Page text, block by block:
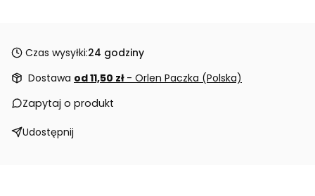
Czas wysyłki:24 godziny
Dostawa od 11,50 zł - Orlen Paczka (Polska)
Zapytaj o produkt
Udostępnij